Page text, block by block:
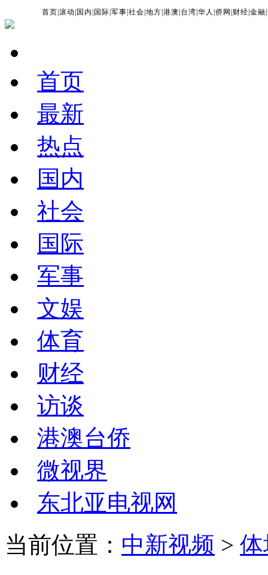
首页 |滚动 国内 国际 |军事 |社会 |地方 |港澳 台湾 |华人 |侨网 财经 |金融 |
首页
最新
热点
国内
社会
国际
军事
文娱
体育
财经
访谈
港澳台侨
微视界
东北亚电视网
当前位置： 中新视频 >